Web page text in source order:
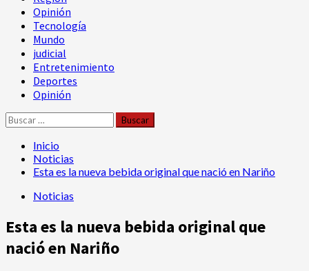
Opinión
Tecnología
Mundo
judicial
Entretenimiento
Deportes
Opinión
Buscar:
Inicio
Noticias
Esta es la nueva bebida original que nació en Nariño
Noticias
Esta es la nueva bebida original que
nació en Nariño